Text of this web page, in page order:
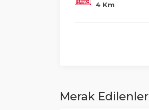
4 Km
Merak Edilenler